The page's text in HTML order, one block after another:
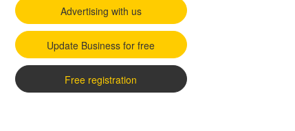
Advertising with us
Update Business for free
Free registration